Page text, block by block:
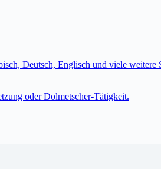
Deutsch, Englisch und viele
oder Dolmetscher-Tätigkeit.